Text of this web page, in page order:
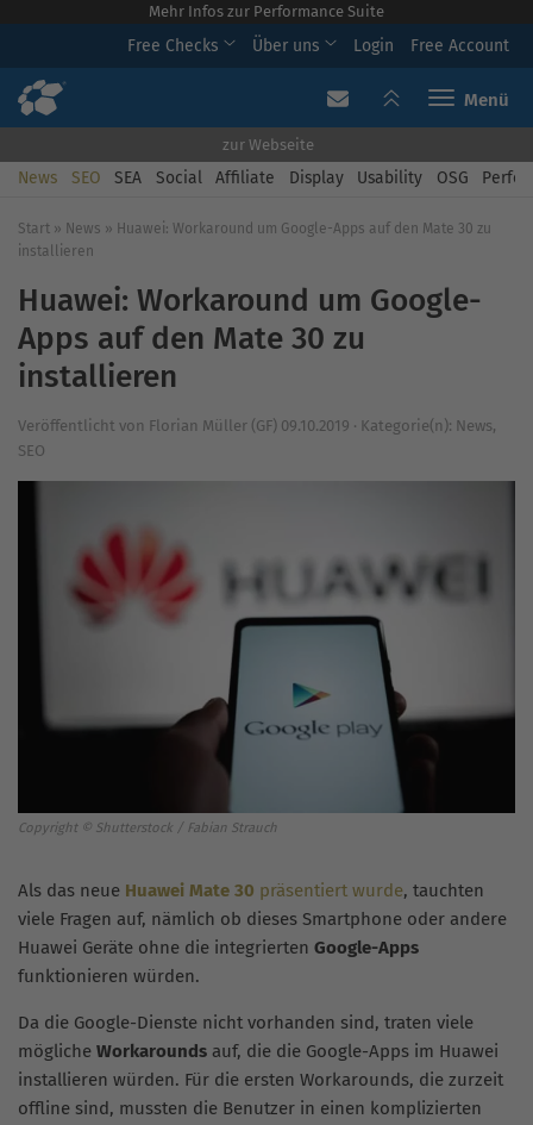
Mehr Infos zur Performance Suite
Free Checks Über uns Login Free Account
Toggle
zur Webseite
News SEO SEA Social Affiliate Display Usability OSG
Start » News » Huawei: Workaround um Google-Apps auf den Mate 30 zu
installieren
Huawei: Workaround um Google-
Apps auf den Mate 30 zu
installieren
Veröffentlicht von Florian Müller (GF) 09.10.2019 · Kategorie(n): News,
SEO
Copyright © Shutterstock / Fabian Strauch
Als das neue Huawei Mate 30 präsentiert wurde, tauchten
viele Fragen auf, nämlich ob dieses Smartphone oder andere
Huawei Geräte ohne die integrierten Google-Apps
funktionieren würden.
Da die Google-Dienste nicht vorhanden sind, traten viele
mögliche Workarounds auf, die die Google-Apps im Huawei
installieren würden. Für die ersten Workarounds, die zurzeit
offline sind, mussten die Benutzer in einen komplizierten